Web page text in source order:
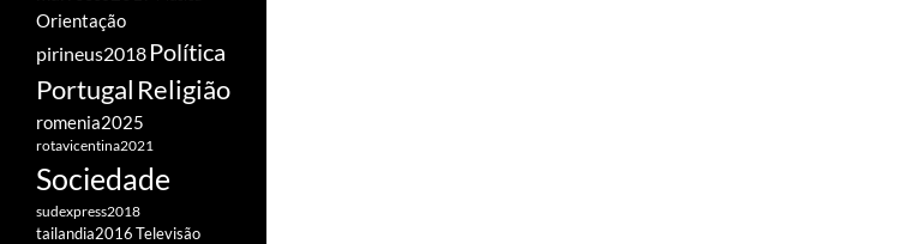
Orientação
pirineus2018 Política
Portugal Religião
romenia2025
rotavicentina2021
Sociedade
sudexpress2018
tailandia2016Televisão